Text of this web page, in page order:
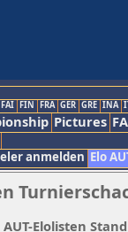
FAI FIN FRA GER GRE INA
Pictures
anmelden Elo
AUT-Elolisten